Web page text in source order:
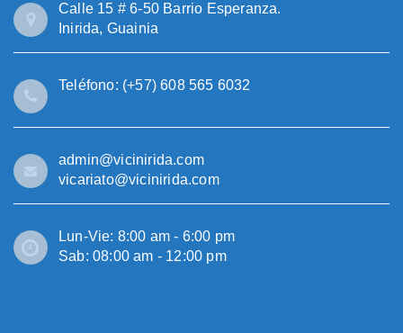
Calle 15 # 6-50 Barrio Esperanza.
Inirida, Guainia
Teléfono: (+57) 608 565 6032
admin@vicinirida.com
vicariato@vicinirida.com
Lun-Vie: 8:00 am - 6:00 pm
Sab: 08:00 am - 12:00 pm